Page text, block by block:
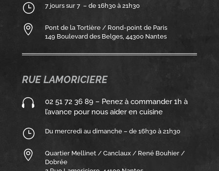
} 7 jours sur 7 – de 16h30 à 21h30

Pont de la Tortière / Rond-point de Paris
149 Boulevard des Belges, 44300 Nantes
RUE LAMORICIERE

02 51 72 36 89 – Penez à commander 1h à
l’avance pour nous aider en cuisine
} Du mercredi au dimanche – de 16h30 à 21h30

Quartier Mellinet / Canclaux / René Bouhier /
Dobrée